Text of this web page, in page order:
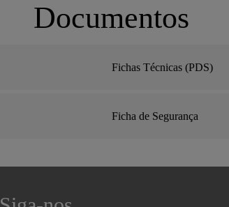
Documentos
Fichas Técnicas (PDS)
Ficha de Segurança